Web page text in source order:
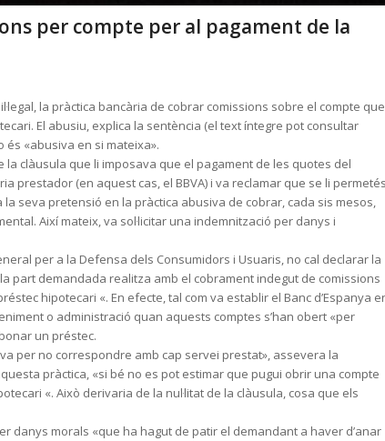
per compte per al pagament de la
la pràctica bancària de cobrar comissions sobre el compte que
El abusiu, explica la sentència (el text íntegre pot consultar
és «abusiva en si mateixa».
la clàusula que li imposava que el pagament de les quotes del
prestador (en aquest cas, el BBVA) i va reclamar que se li
seva pretensió en la pràctica abusiva de cobrar, cada sis mesos,
Així mateix, va sol·licitar una indemnització per danys i
per a la Defensa dels Consumidors i Usuaris, no cal declarar la
part demandada realitza amb el cobrament indegut de comissions
hipotecari «. En efecte, tal com va establir el Banc d’Espanya
o administració quan aquests comptes s’han obert «per
un préstec.
per no correspondre amb cap servei prestat», assevera la
pràctica, «si bé no es pot estimar que pugui obrir una compte
«. Això derivaria de la nul·litat de la clàusula, cosa que els
danys morals «que ha hagut de patir el demandant a haver d’anar